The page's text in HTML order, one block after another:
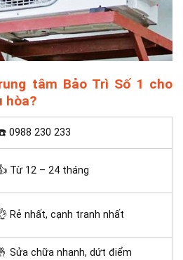
tâm Bảo Trì Số 1 cho
hòa?
0988 230 233
Từ 12 – 24 tháng
Rẻ nhất, cạnh tranh nhất
Sửa chữa nhanh, dứt điểm